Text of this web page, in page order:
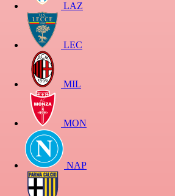
LAZ
LEC
MIL
MON
NAP